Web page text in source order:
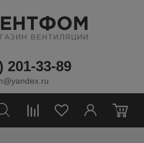
201-33-89
0